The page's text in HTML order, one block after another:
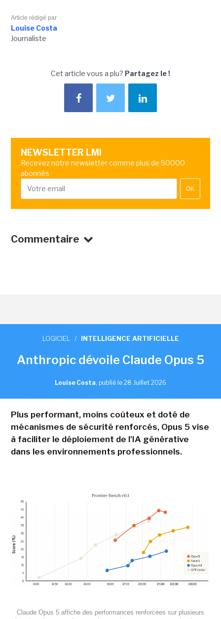
Article rédigé par
Louise Costa
Journaliste
Cet article vous a plu? Partagez le !
NEWSLETTER LMI
Recevez notre newsletter comme plus de 50000
abonnés
OK
Commentaire
LOGICIEL / INTELLIGENCE ARTIFICIELLE
Anthropic dévoile Claude Opus 5
Louise Costa, publié le 28 Juillet 2026
Plus performant, moins coûteux et doté de
mécanismes de sécurité renforcés, Opus 5 vise
à faciliter le déploiement de l'IA générative
dans les environnements professionnels.
Claude Opus 5 affiche des performances renforcées sur plusieurs